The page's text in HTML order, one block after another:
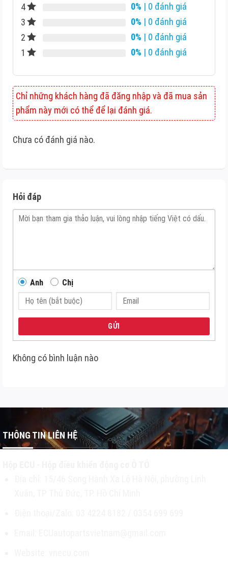
4 0% | 0 đánh giá
3
0% | 0 đánh giá
2
0% | 0 đánh giá
1
0% | 0 đánh giá
Chỉ những khách hàng đã đăng nhập và đã mua sản
phẩm này mới có thể để lại đánh giá.
Chưa có đánh giá nào.
Hỏi đáp
Anh Chị
GỬI
Không có bình luận nào
THÔNG TIN LIÊN HỆ